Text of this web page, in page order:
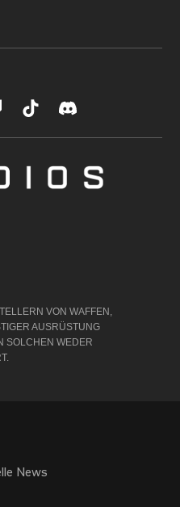
VON WAFFEN,
AUSRÜSTUNG
SOLCHEN WEDER